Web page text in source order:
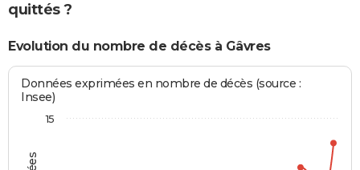
quittés ?
Evolution du nombre de décès à Gâvres
Données exprimées en nombre de décès (source :
Insee)
15